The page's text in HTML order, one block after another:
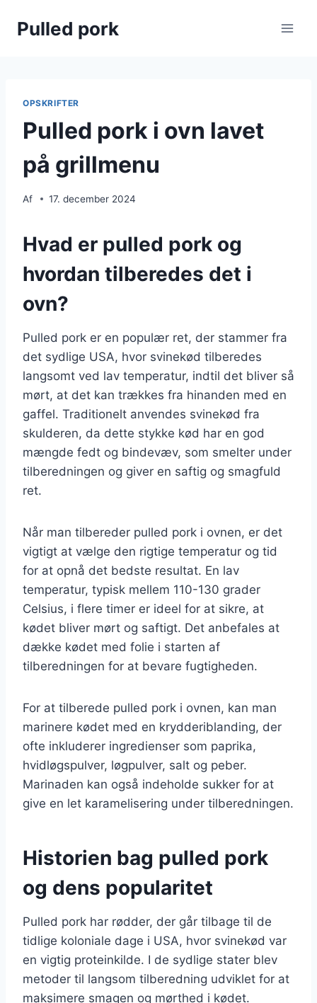
Pulled pork
OPSKRIFTER
Pulled pork i ovn lavet
på grillmenu
Af 17. december 2024
Hvad er pulled pork og
hvordan tilberedes det i
ovn?
Pulled pork er en populær ret, der stammer fra
det sydlige USA, hvor svinekød tilberedes
langsomt ved lav temperatur, indtil det bliver så
mørt, at det kan trækkes fra hinanden med en
gaffel. Traditionelt anvendes svinekød fra
skulderen, da dette stykke kød har en god
mængde fedt og bindevæv, som smelter under
tilberedningen og giver en saftig og smagfuld
ret.
Når man tilbereder pulled pork i ovnen, er det
vigtigt at vælge den rigtige temperatur og tid
for at opnå det bedste resultat. En lav
temperatur, typisk mellem 110-130 grader
Celsius, i flere timer er ideel for at sikre, at
kødet bliver mørt og saftigt. Det anbefales at
dække kødet med folie i starten af
tilberedningen for at bevare fugtigheden.
For at tilberede pulled pork i ovnen, kan man
marinere kødet med en krydderiblanding, der
ofte inkluderer ingredienser som paprika,
hvidløgspulver, løgpulver, salt og peber.
Marinaden kan også indeholde sukker for at
give en let karamelisering under tilberedningen.
Historien bag pulled pork
og dens popularitet
Pulled pork har rødder, der går tilbage til de
tidlige koloniale dage i USA, hvor svinekød var
en vigtig proteinkilde. I de sydlige stater blev
metoder til langsom tilberedning udviklet for at
maksimere smagen og mørthed i kødet.